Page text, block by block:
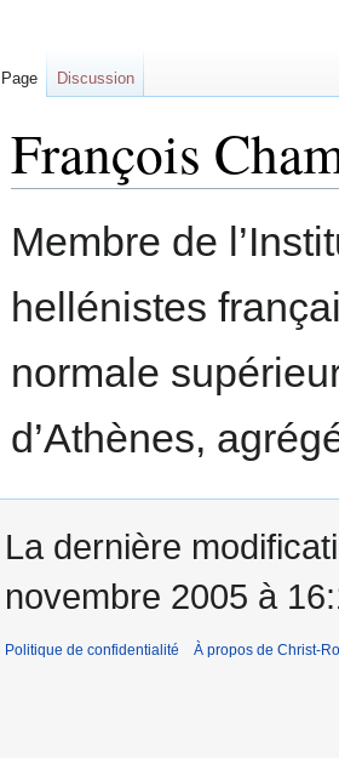
François
navigation
recherche
Membre de
hellénistes
normale
d’Athènes,
Page Discussion
La dernière
novembre 2005 à
Politique de confidentialité À propos de Christ-